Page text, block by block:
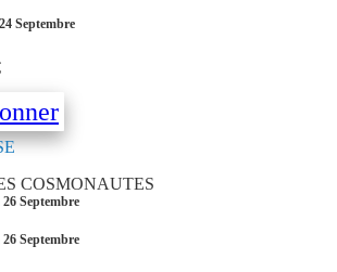
Septembre
COSMONAUTES
Septembre
Septembre